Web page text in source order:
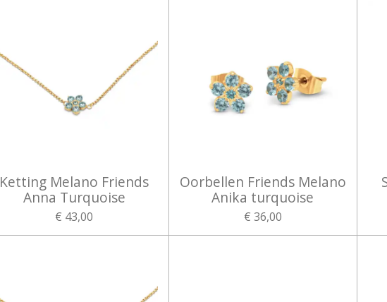
Ketting Melano Friends
Anna Turquoise
€ 43,00
Oorbellen Friends Melano
Anika turquoise
€ 36,00